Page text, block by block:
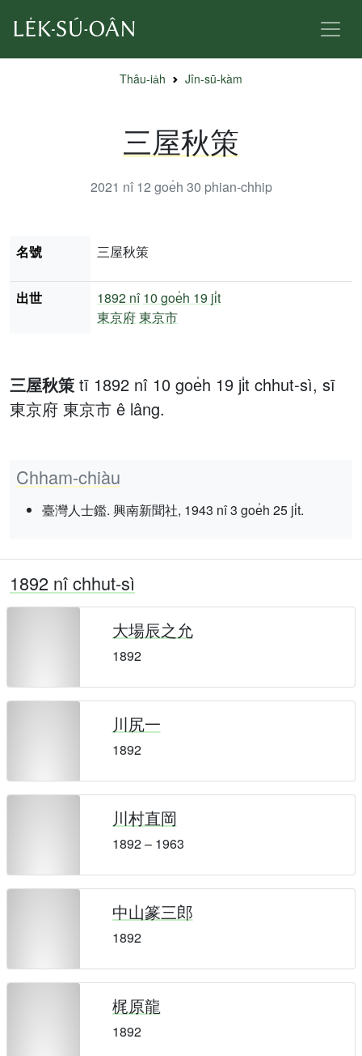
Thâu-ia̍h Jîn-sū-kàm
三屋秋策
2021 nî 12 goe̍h 30 phian-chhip
三屋秋策 tī 1892 nî 10 goe̍h 19 ji̍t chhut-sì, sī
東京府 東京市 ê lâng.
Chham-chiàu
臺灣人士鑑. 興南新聞社, 1943 nî 3 goe̍h 25 ji̍t.
名號 三屋秋策
出世 1892 nî 10 goe̍h 19 ji̍t
東京府東京市
1892 nî chhut-sì
大場辰之允
1892
川尻一
1892
川村直岡
1892 – 1963
中山篆三郎
1892
梶原龍
1892